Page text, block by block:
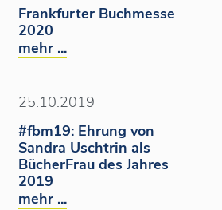
Frankfurter Buchmesse
2020
mehr ...
25.10.2019
#fbm19: Ehrung von
Sandra Uschtrin als
BücherFrau des Jahres
2019
mehr ...